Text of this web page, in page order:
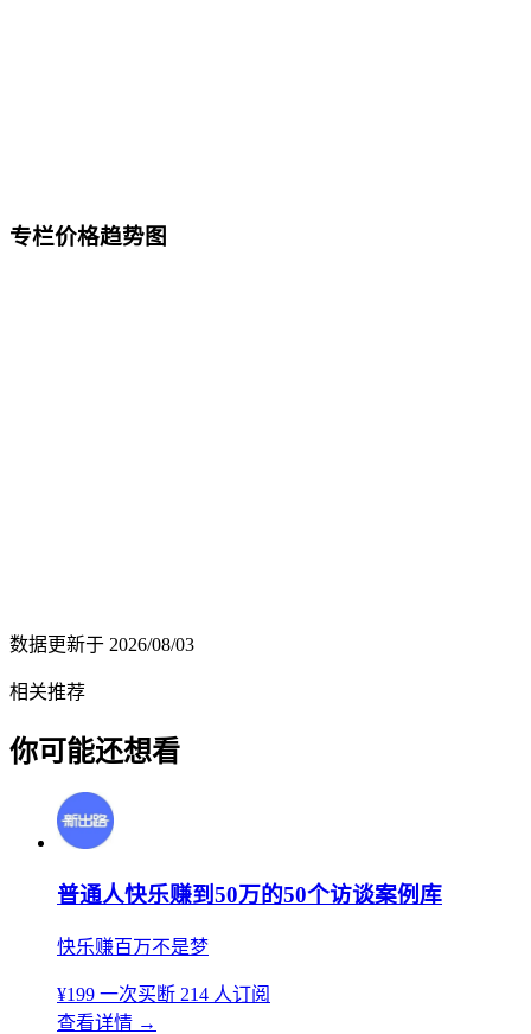
专栏价格趋势图
数据更新于 2026/08/03
相关推荐
你可能还想看
普通人快乐赚到50万的50个访谈案例库
快乐赚百万不是梦
¥199 一次买断 214 人订阅
查看详情 →